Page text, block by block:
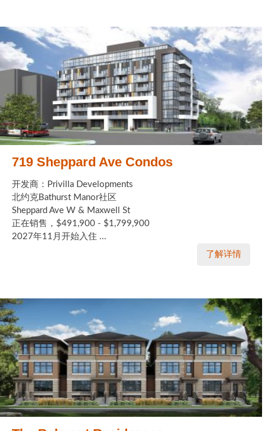
719 Sheppard Ave Condos
开发商：Privilla Developments
北约克Bathurst Manor社区
Sheppard Ave W & Maxwell St
正在销售，$491,900 - $1,799,900
2027年11月开始入住 ...
了解详情